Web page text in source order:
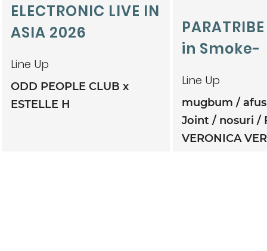
ELECTRONIC LIVE IN
ASIA 2026
Line Up
ODD PEOPLE CLUB x
ESTELLE H
in Smoke-
Line Up
mugbum
Joint
nosuri
VERONICA